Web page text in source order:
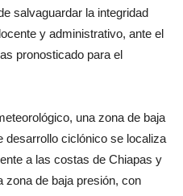
salvaguardar la integridad
y administrativo, ante el
pronosticado para el
una zona de baja
desarrollo ciclónico se localiza
a las costas de Chiapas y
zona de baja presión, con